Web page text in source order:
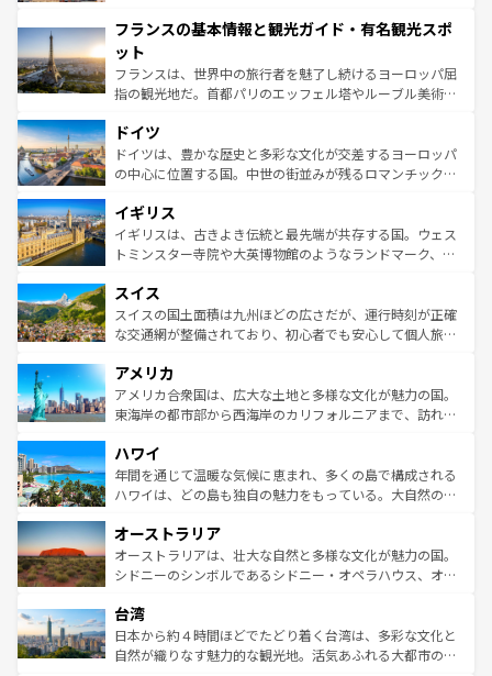
ませてくれるイタリアで、忘れられない旅をしてみよう！
なお、新着のイタリア情報は
しい。
文化が根付くこの国では、情熱的なフラメンコ、熱気あふ
れる闘牛、そして美味しいタパスが生活の一部となってい
る。首都マドリードの洗練された雰囲気や、バルセロナの
アートに溢れた街角から、地方では古代ローマ遺跡や中世
せる。地方によって風土や気候が異なるスペインはその個
性で訪れる人を魅了する。 なお、新着のスペイン情報は コ
ンテンツ一覧を参照してほしい。
フランスの基本情報と観光ガイド・有名観光スポ
ット
フランスは、世界中の旅行者を魅了し続けるヨーロッパ屈
指の観光地だ。首都パリのエッフェル塔やルーブル美術館
で、幅広い魅力が詰まっている。華麗な宮殿、歴史的な大
聖堂、美しいビーチ、そして豊かな自然が、訪れる者を心
から魅了する。また、フランスは美食の国としても知ら
いる。シャンパンの発祥地であるランス、プロヴァンスの
香り高いラベンダー畑など、多彩な楽しみ方が可能だ。さ
らに、パリ以外の地域にも魅力が溢れており、どの街角に
れる地方に足を運ぶとそれぞれで全く異なる文化を体験で
きるだろう。 なお、新着のフランス情報はコンテンツ一覧
を参照してほしい。
ドイツ
ドイツは、豊かな歴史と多彩な文化が交差するヨーロッパ
の中心に位置する国。中世の街並みが残るロマンチック街
顔を持つこの国は、どこを歩いても飽きることがない。ベ
ルリンの文化的活気、バイエルン州のアルプスの絶景、そ
してライン川沿いのワイン畑といった風景は必見。ビール
は、お酒好きな人にはぜひ体験してほしい。 なお、新着の
ドイツ情報はコンテンツ一覧を参照してほしい。
イギリス
イギリスは、古きよき伝統と最先端が共存する国。ウェス
トミンスター寺院や大英博物館のようなランドマーク、歴
リアごとに異なる魅力がある。また、優雅なアフタヌーン
ティー、ビール好きにはたまらない英国パブ、サッカー観
戦など、本場だからこそできる体験も豊富。イギリスを旅
ンツ一覧を参照してほしい。
スイス
スイスの国土面積は九州ほどの広さだが、運行時刻が正確
な交通網が整備されており、初心者でも安心して個人旅行
の建物がそのまま残る町や、スイスならではのユニークな
博物館もあり、アルプス観光だけでなく町歩きも満喫する
ことができる。国民の所得が高いため物価も高いが、旅行
ば市内交通費無料で観光を楽しむこともできる。 なお、新
着のスイス情報はコンテンツ一覧 を参照してほしい。
アメリカ
アメリカ合衆国は、広大な土地と多様な文化が魅力の国。
東海岸の都市部から西海岸のカリフォルニアまで、訪れる
のような巨大都市は、観光、ショッピング、エンターテイ
ンメントが詰まった刺激的なスポットだ。一方、アメリカ
西部には大自然が広がり、グランドキャニオンやイエロー
部のニューオーリンズでは、音楽と美食が融合した独特の
文化が魅力。旅行者はアメリカの各地域で異なる魅力を楽
しみながら、その多様性と豊かな歴史を感じることができ
ならではの贅沢な旅のスタイルだ。 なお、新着のアメリカ
情報はコンテンツ一覧を参照してほしい。
ハワイ
年間を通じて温暖な気候に恵まれ、多くの島で構成される
ハワイは、どの島も独自の魅力をもっている。大自然の神
ワイ島は見逃せない。また、定番の観光地といえばオアフ
島だが、静かな自然を求めるならマウイ島やカウアイ島が
おすすめ。エメラルドグリーンに輝く海をはじめ、豊かな
れるおもてなしの心で訪れる人々を迎えてくれるハワイの
人々、おいしいローカルフードやハワイアンミュージッ
ク、伝統的なフラダンスなど、すべてがハワイの魅力を彩
オーストラリア
オーストラリアは、壮大な自然と多様な文化が魅力の国。
シドニーのシンボルであるシドニー・オペラハウス、オー
リアリーフや大陸中央部にそびえるウルル（エアーズロッ
ク）、タスマニアの美しい原生林やケアンズの熱帯雨林な
ど、見どころがたくさん。また、カフェやワイン、オージ
台湾
日本から約４時間ほどでたどり着く台湾は、多彩な文化と
自然が織りなす魅力的な観光地。活気あふれる大都市の台